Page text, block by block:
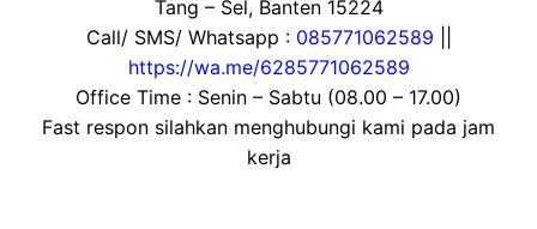
Tang – Sel, Banten 15224
Call/ SMS/ Whatsapp : 085771062589
https://wa.me/6285771062589
Office Time : Senin – Sabtu (08.00 – 17.00)
Fast respon silahkan menghubungi kami pada jam
kerja